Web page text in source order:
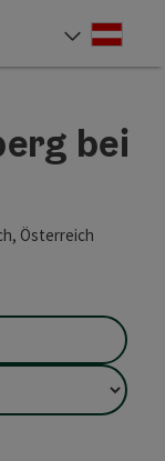
bei
Österreich